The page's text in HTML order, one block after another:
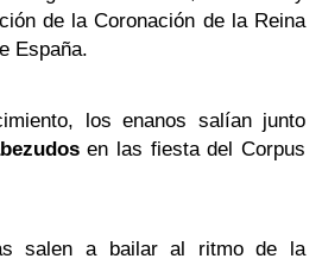
de la Coronación de la Reina
España.
los enanos salían junto
en las fiesta del Corpus
salen a bailar al ritmo de la